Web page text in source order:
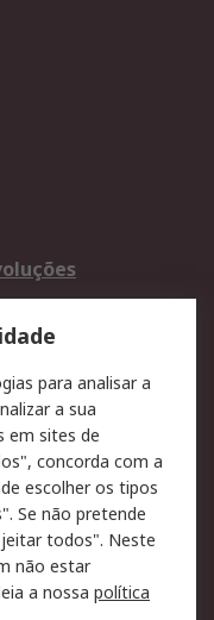
e ambiente
de cookies
de emails
para analisar a
a sua
em sites de
concorda com a
escolher os tipos
Se não pretende
todos". Neste
não estar
a nossa política